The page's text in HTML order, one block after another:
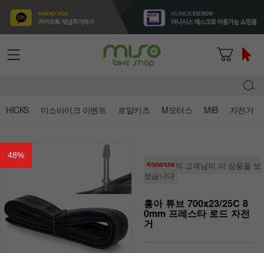
HICKS 미소바이크 이벤트 로얄키즈 M모터스 MIB 자전거
48%
52093명의 고객님이 이 상품을 보
셨습니다
흥아 튜브 700x23/25C 8
0mm 프레스타 로드 자전
거